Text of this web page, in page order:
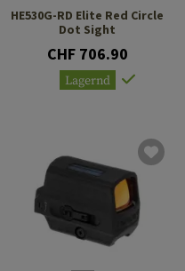
HE530G-RD Elite Red Circle
Dot Sight
CHF 706.90
Lagernd